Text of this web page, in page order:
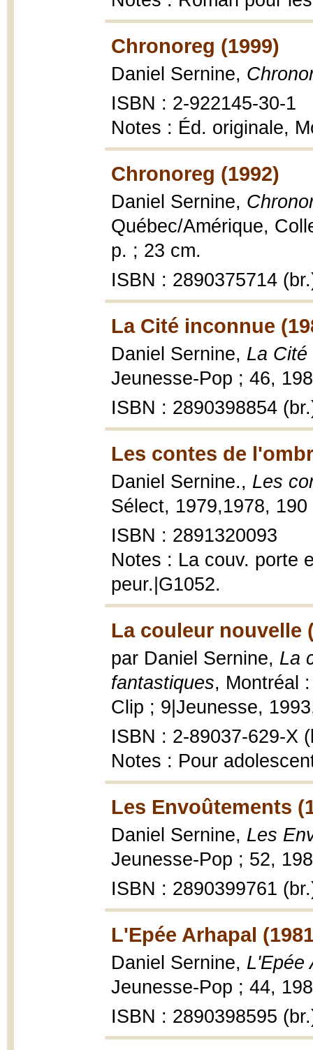
Chronoreg (1999)
Daniel Sernine,
ISBN : 2-922145-30-1
Notes : Éd. originale,
Chronoreg (1992)
Daniel Sernine,
Québec/Amérique,
p. ; 23 cm.
ISBN : 2890375714
La Cité inconnue
Daniel Sernine, La Cité
Jeunesse-Pop ; 46,
ISBN : 2890398854
Les contes de
Daniel Sernine., Les
Sélect, 1979,1978,
ISBN : 2891320093
Notes : La couv. porte
peur.|G1052.
La couleur nouvelle
par Daniel Sernine, La
fantastiques, Montréal
Clip ; 9|Jeunesse,
ISBN : 2-89037-629-X
Notes : Pour
Les Envoûtements
Daniel Sernine, Les
Jeunesse-Pop ; 52,
ISBN : 2890399761
L'Epée Arhapal
Daniel Sernine, L'Epée
Jeunesse-Pop ; 44,
ISBN : 2890398595